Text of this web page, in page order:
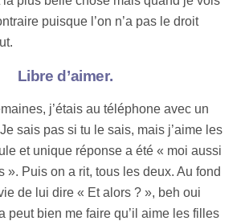
puisque l’on n’a pas le droit
Libre d’aimer.
j’étais au téléphone avec un
sais pas si tu le sais, mais j’aime les
et unique réponse a été « moi aussi
». Puis on a rit, tous les deux. Au fond
de lui dire « Et alors ? », beh oui
peut bien me faire qu’il aime les filles